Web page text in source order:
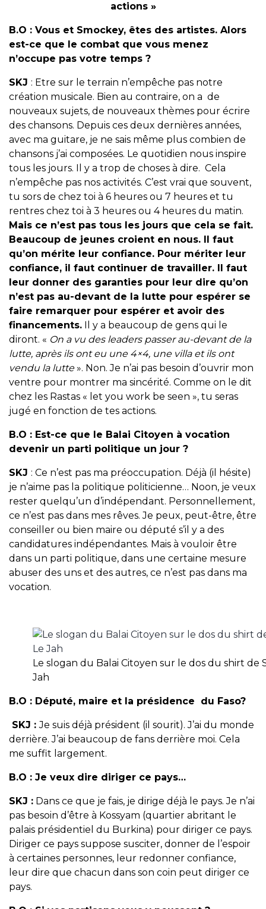
actions »
B.O : Vous et Smockey, êtes des artistes. Alors
est-ce que le combat que vous menez
n’occupe pas votre temps ?
SKJ : Etre sur le terrain n’empêche pas notre
création musicale. Bien au contraire, on a de
nouveaux sujets, de nouveaux thèmes pour écrire
des chansons. Depuis ces deux dernières années,
avec ma guitare, je ne sais même plus combien de
chansons j’ai composées. Le quotidien nous inspire
tous les jours. Il y a trop de choses à dire. Cela
n’empêche pas nos activités. C’est vrai que souvent,
tu sors de chez toi à 6 heures ou 7 heures et tu
rentres chez toi à 3 heures ou 4 heures du matin.
Mais ce n’est pas tous les jours que cela se fait.
Beaucoup de jeunes croient en nous. Il faut
qu’on mérite leur confiance. Pour mériter leur
confiance, il faut continuer de travailler. Il faut
leur donner des garanties pour leur dire qu’on
n’est pas au-devant de la lutte pour espérer se
faire remarquer pour espérer et avoir des
financements. Il y a beaucoup de gens qui le
diront. « On a vu des leaders passer au-devant de la
lutte, après ils ont eu une 4×4, une villa et ils ont
vendu la lutte». Non. Je n’ai pas besoin d’ouvrir mon
ventre pour montrer ma sincérité. Comme on le dit
chez les Rastas « let you work be seen », tu seras
jugé en fonction de tes actions.
B.O : Est-ce que le Balai Citoyen à vocation
devenir un parti politique un jour ?
SKJ : Ce n’est pas ma préoccupation. Déjà (il hésite)
je n’aime pas la politique politicienne… Noon, je veux
rester quelqu’un d’indépendant. Personnellement,
ce n’est pas dans mes rêves. Je peux, peut-être, être
conseiller ou bien maire ou député s’il y a des
candidatures indépendantes. Mais à vouloir être
dans un parti politique, dans une certaine mesure
abuser des uns et des autres, ce n’est pas dans ma
vocation.
Le slogan du Balai Citoyen sur le dos du shirt de
Jah
B.O : Député, maire et la présidence du Faso?
SKJ :Je suis déjà président (il sourit). J’ai du monde
derrière. J’ai beaucoup de fans derrière moi. Cela
me suffit largement.
B.O : Je veux dire diriger ce pays…
SKJ : Dans ce que je fais, je dirige déjà le pays. Je n’ai
pas besoin d’être à Kossyam (quartier abritant le
palais présidentiel du Burkina) pour diriger ce pays.
Diriger ce pays suppose susciter, donner de l’espoir
à certaines personnes, leur redonner confiance,
leur dire que chacun dans son coin peut diriger ce
pays.